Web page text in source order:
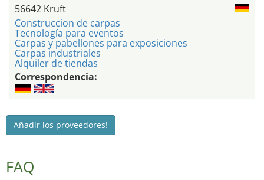
56642 Kruft
Construccion de carpas
Tecnología para eventos
Carpas y pabellones para exposiciones
Carpas industriales
Alquiler de tiendas
Correspondencia:
Añadir los proveedores!
FAQ